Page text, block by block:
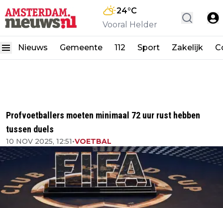
24°C
Vooral Helder
Nieuws Gemeente 112 Sport Zakelijk
Profvoetballers moeten minimaal 72 uur rust hebben
tussen duels
10 NOV 2025, 12:51•VOETBAL